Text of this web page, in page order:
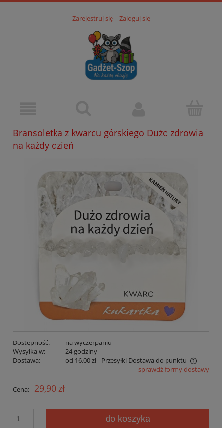
Zarejestruj się Zaloguj się
Bransoletka z kwarcu górskiego Dużo zdrowia
na każdy dzień
Dostępność:
na wyczerpaniu
Wysyłka w:
24 godziny
Dostawa:
od 16,00 zł- Przesyłki Dostawa do punktu
Cena nie zawiera ewentualnych kosztów płatnościsprawdź formy dostawy
Cena: 29,90 zł
do koszyka